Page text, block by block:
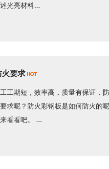
光亮材料...
要求
工期短，效率高，质量有保证，
求呢？防火彩钢板是如何防火的
看看吧。 ...